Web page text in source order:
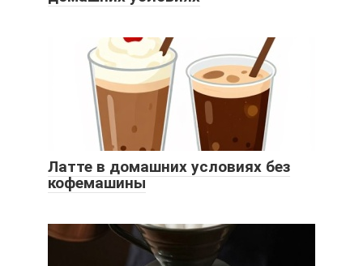
Латте в домашних условиях без
кофемашины